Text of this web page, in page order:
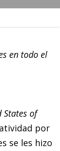
en todo el
States of
por
se les hizo